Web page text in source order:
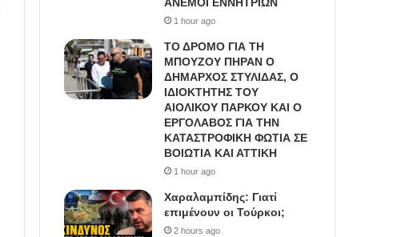
ΑΝΕΜΟΓΕΝΝΗΤΡΙΩΝ
1 hour ago
ΤΟ ΔΡΟΜΟ ΓΙΑ ΤΗ
ΜΠΟΥΖΟΥ ΠΗΡΑΝ Ο
ΔΗΜΑΡΧΟΣ ΣΤΥΛΙΔΑΣ, O
ΙΔΙΟΚΤΗΤΗΣ ΤΟΥ
ΑΙΟΛΙΚΟΥ ΠΑΡΚΟΥ ΚΑΙ Ο
ΕΡΓΟΛΑΒΟΣ ΓΙΑ ΤΗΝ
ΚΑΤΑΣΤΡΟΦΙΚΗ ΦΩΤΙΑ ΣΕ
ΒΟΙΩΤΙΑ ΚΑΙ ΑΤΤΙΚΗ
1 hour ago
Χαραλαμπίδης: Γιατί
επιμένουν οι Τούρκοι;
2 hours ago